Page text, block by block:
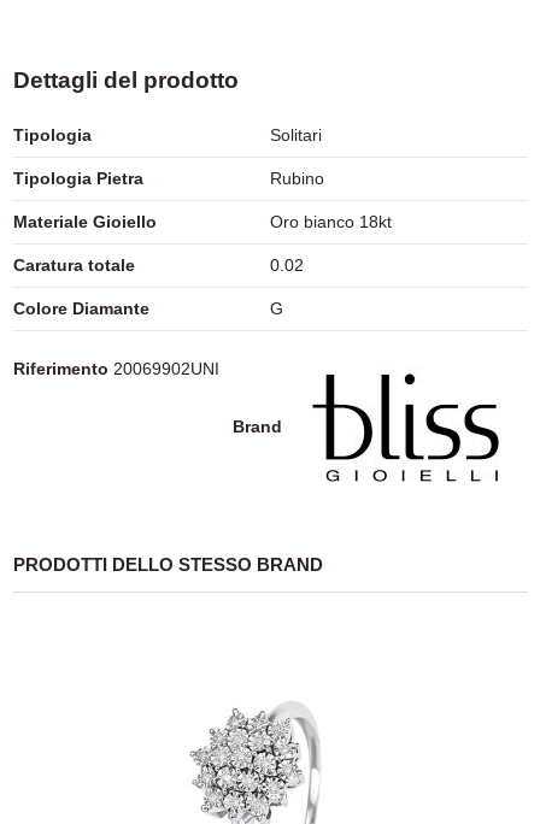
Dettagli del prodotto
Tipologia Solitari
Tipologia Pietra Rubino
Materiale Gioiello Oro bianco 18kt
Caratura totale 0.02
Colore Diamante G
Brand
Riferimento 20069902UNI
PRODOTTI DELLO STESSO BRAND